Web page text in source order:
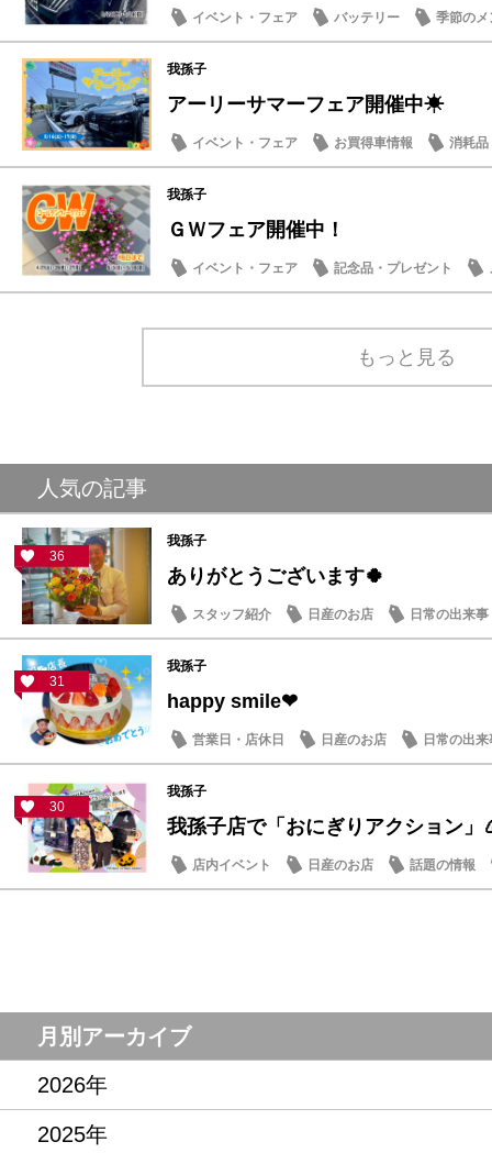
イベント・フェア バッテリー
季節のメ
日産のお店
我孫子
アーリーサマーフェア開催中☀
イベント・フェア お買得車情報
消耗品
日産のお店
我孫子
ＧＷフェア開催中！
イベント・フェア 記念品・プレゼント
もっと見る
人気の記事
36
我孫子
ありがとうございます🍀
スタッフ紹介 日産のお店 日常の出来事
31
我孫子
happy smile❤
営業日・店休日 日産のお店 日常の出来
30
我孫子
我孫子店で「おにぎりアクション」
店内イベント 日産のお店 話題の情報
月別アーカイブ
2026年
2025年